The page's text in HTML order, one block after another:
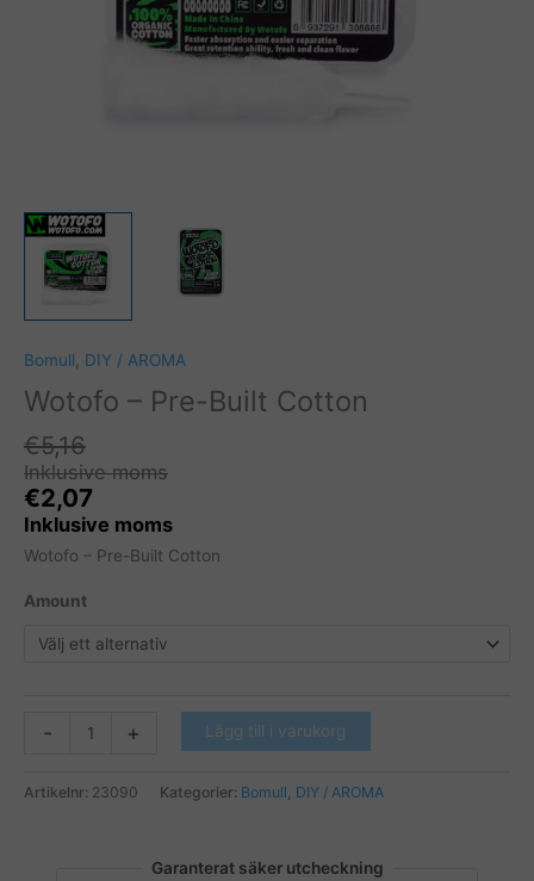
Bomull, DIY / AROMA
Wotofo – Pre-Built Cotton
€5,16
Inklusive moms
€2,07
Inklusive moms
Wotofo – Pre-Built Cotton
Amount
-
Built
+ Lägg till i varukorg
Artikelnr: 23090 Kategorier: Bomull, DIY / AROMA
Garanterat säker utcheckning